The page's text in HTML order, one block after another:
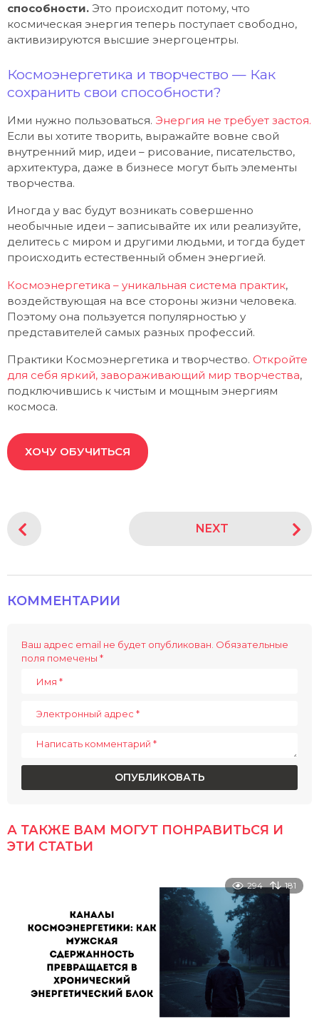
способности. Это происходит потому, что
космическая энергия теперь поступает свободно,
активизируются высшие энергоцентры.
Космоэнергетика и творчество — Как
сохранить свои способности?
Ими нужно пользоваться. Энергия не требует застоя.
Если вы хотите творить, выражайте вовне свой
внутренний мир, идеи – рисование, писательство,
архитектура, даже в бизнесе могут быть элементы
творчества.
Иногда у вас будут возникать совершенно
необычные идеи – записывайте их или реализуйте,
делитесь с миром и другими людьми, и тогда будет
происходить естественный обмен энергией.
Космоэнергетика – уникальная система практик,
воздействующая на все стороны жизни человека.
Поэтому она пользуется популярностью у
представителей самых разных профессий.
Практики Космоэнергетика и творчество. Откройте
для себя яркий, завораживающий мир творчества,
подключившись к чистым и мощным энергиям
космоса.
ХОЧУ ОБУЧИТЬСЯ
a
NEXT
КОММЕНТАРИИ
Ваш адрес email не будет опубликован. Обязательные
поля помечены *
А ТАКЖЕ ВАМ МОГУТ ПОНРАВИТЬСЯ И
ЭТИ СТАТЬИ
294 181